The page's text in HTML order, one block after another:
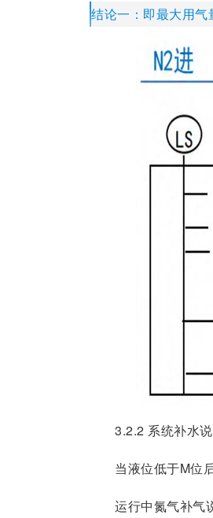
结论一：即最大用
3.2.2 系统补水
当液位低于M位
运行中氮气补气